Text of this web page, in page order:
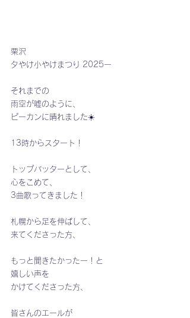
栗沢
夕やけ小やけまつり 2025ー
それまでの
雨空が嘘のように、
ピーカンに晴れました☀️
13時からスタート！
トップバッターとして、
心をこめて、
3曲歌ってきました！
札幌から足を伸ばして、
来てくださった方、
もっと聞きたかったー！と
嬉しい声を
かけてくださった方、
皆さんのエールが